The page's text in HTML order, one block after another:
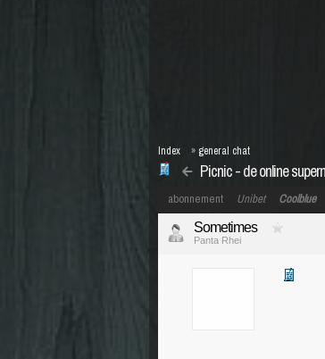
Picnic - de online
Index » general chat
abonnement Unibet Coolblue
Sometimes
Panta Rhei